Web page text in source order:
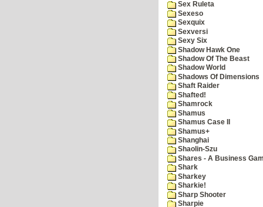
Sex Ruleta
Sexeso
Sexquix
Sexversi
Sexy Six
Shadow Hawk One
Shadow Of The Beast
Shadow World
Shadows Of Dimensions
Shaft Raider
Shafted!
Shamrock
Shamus
Shamus Case II
Shamus+
Shanghai
Shaolin-Szu
Shares - A Business
Shark
Sharkey
Sharkie!
Sharp Shooter
Sharpie